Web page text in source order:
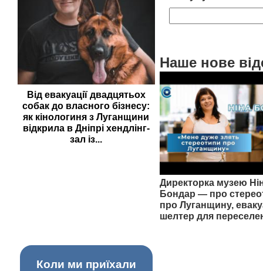
Від евакуації двадцятьох
собак до власного бізнесу:
як кінологиня з Луганщини
відкрила в Дніпрі хендлінг-
зал із...
Наше нове
Директорка музею
Бондар — про
про Луганщину,
шелтер для
Коли ми приїхали